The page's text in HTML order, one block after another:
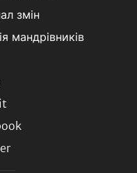
змін
мандрівників